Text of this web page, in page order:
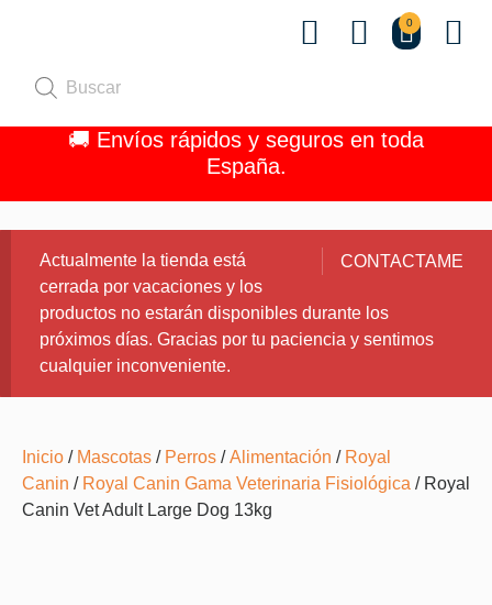
0
🚚 Envíos rápidos y seguros en toda
España.
CONTACTAME
Actualmente la tienda está
cerrada por vacaciones y los
productos no estarán disponibles durante los
próximos días. Gracias por tu paciencia y sentimos
cualquier inconveniente.
Inicio / Mascotas / Perros /Alimentación / Royal
Canin / Royal Canin Gama Veterinaria Fisiológica / Royal
Canin Vet Adult Large Dog 13kg